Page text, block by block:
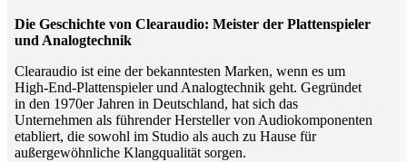
Die Geschichte von Clearaudio: Meister der Plattenspieler
und Analogtechnik
Clearaudio ist eine der bekanntesten Marken, wenn es um
High-End-Plattenspieler und Analogtechnik geht. Gegründet
in den 1970er Jahren in Deutschland, hat sich das
Unternehmen als führender Hersteller von Audiokomponenten
etabliert, die sowohl im Studio als auch zu Hause für
außergewöhnliche Klangqualität sorgen.